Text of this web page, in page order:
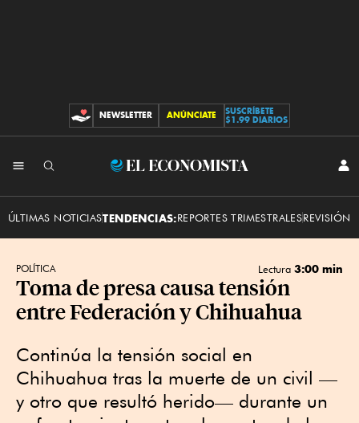
CONTRIBUCIONES
NEWSLETTER ANÚNCIATE
SUSCRÍBETE
$1.99 DIARIOS
El
ÚLTIMAS NOTICIASTENDENCIAS:REPORTES TRIMESTRALESREVISIÓN
POLÍTICA Lectura 3:00 min
Toma de presa causa tensión
entre Federación y Chihuahua
Continúa la tensión social en
Chihuahua tras la muerte de un civil —
y otro que resultó herido— durante un